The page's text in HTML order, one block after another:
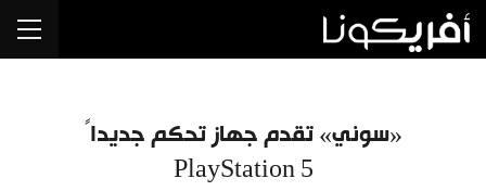
«سوني» تقدم جهاز تحكم جديداً
PlayStation 5